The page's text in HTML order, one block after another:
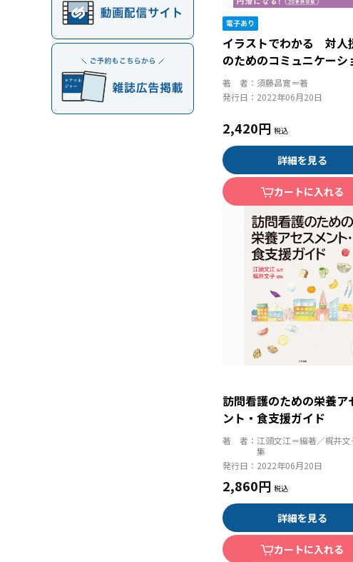
イラストでわかる 対人
のためのコミュニケーシ
面接技術
著 者： 須藤昌寛＝著
発行日： 2022年06月20日
2,420円
詳細を見る
カートに入れる
訪問看護のための栄養ア
ント・食支援ガイド
著 者： 江頭文江＝編著／梶井文
集
発行日： 2022年06月20日
2,860円
詳細を見る
カートに入れる